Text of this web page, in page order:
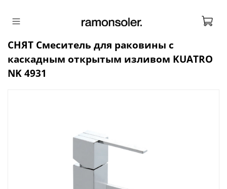
СНЯТ Смеситель для раковины с
каскадным открытым изливом KUATRO
NK 4931